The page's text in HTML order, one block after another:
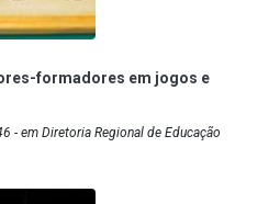
formadores em jogos e
- em Diretoria Regional de Educação